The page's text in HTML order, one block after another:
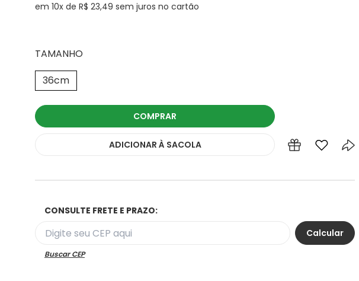
em 10x de R$ 23,49 sem juros no cartão
TAMANHO
36cm
COMPRAR
ADICIONAR À SACOLA
CONSULTE FRETE E PRAZO:
Buscar CEP